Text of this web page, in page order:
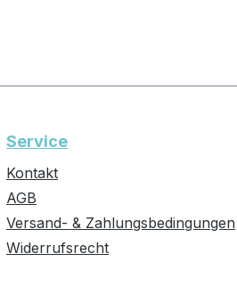
Service
Kontakt
AGB
Versand- & Zahlungsbedingungen
Widerrufsrecht